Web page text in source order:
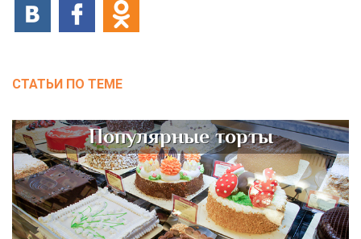
СТАТЬИ ПО ТЕМЕ
Популярные торты